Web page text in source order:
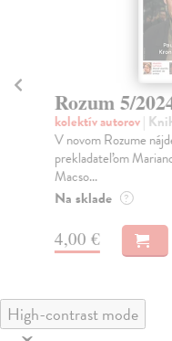
Rozum 5/
kolektív autorov|
V novom Rozume
prekladateľom
Macso...
Na sklade ?
4,00 €
High-contrast mode